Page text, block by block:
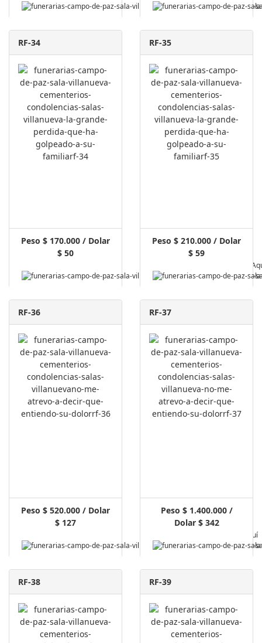
RF-34
Peso $ 170.000 / Dolar
$ 50
Pagar
RF-35
Peso $ 210.000 / Dolar
$ 59
RF-36
Peso $ 520.000 / Dolar
$ 127
Pagar Aquí
RF-37
Peso $ 1.400.000 /
Dolar $ 342
RF-38 RF-39